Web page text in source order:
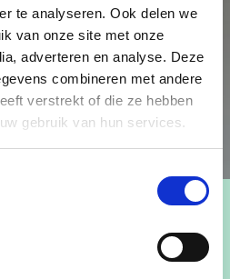
te analyseren. Ook delen we
van onze site met onze
adverteren en analyse. Deze
combineren met andere
verstrekt of die ze hebben
gebruik van hun services.